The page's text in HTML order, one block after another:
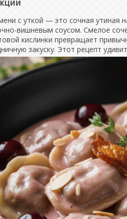
с уткой — это сочная утиная
вишневым соусом. Смелое
кислинки превращает
закуску. Этот рецепт